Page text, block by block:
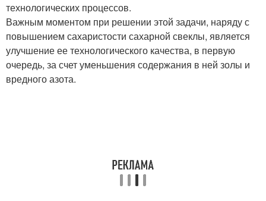
технологических процессов.
Важным моментом при решении этой задачи, наряду с
повышением сахаристости сахарной свеклы, является
улучшение ее технологического качества, в первую
очередь, за счет уменьшения содержания в ней золы и
вредного азота.